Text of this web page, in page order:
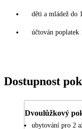
děti a mládež do
účtován
Dostupnost
Dvoulůžkový
ubytování pro 2